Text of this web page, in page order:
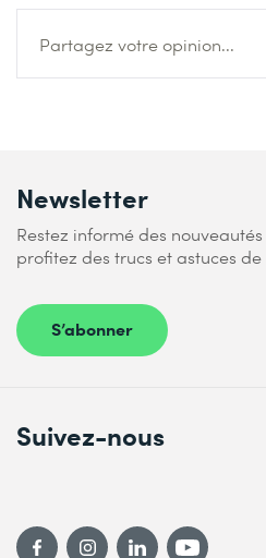
Partagez votre opinion...
Newsletter
Restez informé des
profitez des trucs et astuces de
S’abonner
Suivez-nous